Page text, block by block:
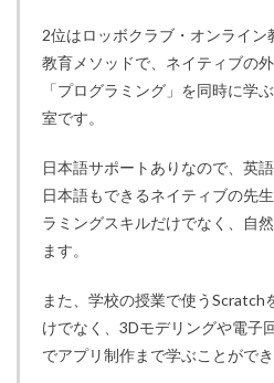
2位はロッボクラブ・オンライ
教育メソッドで、ネイティブの
「プログラミング」を同時に学
室です。
日本語サポートありなので、英
日本語もできるネイティブの先
ラミングスキルだけでなく、自
ます。
また、学校の授業で使うScratch
けでなく、3Dモデリングや電子
でアプリ制作まで学ぶことができ